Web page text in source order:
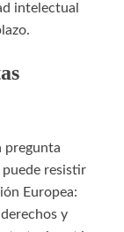
intelectual
pregunta
resistir
Europea:
y